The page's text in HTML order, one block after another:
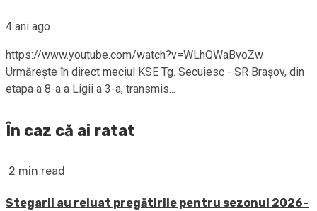
4 ani ago
https://www.youtube.com/watch?v=WLhQWaBvoZw
Urmărește în direct meciul KSE Tg. Secuiesc - SR Brașov, din
etapa a 8-a a Ligii a 3-a, transmis...
În caz că ai ratat
2 min read
Stegarii au reluat pregătirile pentru sezonul 2026-